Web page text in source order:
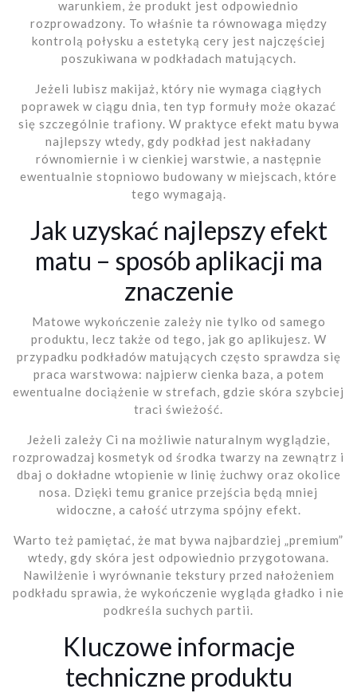
warunkiem, że produkt jest odpowiednio
rozprowadzony. To właśnie ta równowaga między
kontrolą połysku a estetyką cery jest najczęściej
poszukiwana w podkładach matujących.
Jeżeli lubisz makijaż, który nie wymaga ciągłych
poprawek w ciągu dnia, ten typ formuły może okazać
się szczególnie trafiony. W praktyce efekt matu bywa
najlepszy wtedy, gdy podkład jest nakładany
równomiernie i w cienkiej warstwie, a następnie
ewentualnie stopniowo budowany w miejscach, które
tego wymagają.
Jak uzyskać najlepszy efekt
matu – sposób aplikacji ma
znaczenie
Matowe wykończenie zależy nie tylko od samego
produktu, lecz także od tego, jak go aplikujesz. W
przypadku podkładów matujących często sprawdza się
praca warstwowa: najpierw cienka baza, a potem
ewentualne dociążenie w strefach, gdzie skóra szybciej
traci świeżość.
Jeżeli zależy Ci na możliwie naturalnym wyglądzie,
rozprowadzaj kosmetyk od środka twarzy na zewnątrz i
dbaj o dokładne wtopienie w linię żuchwy oraz okolice
nosa. Dzięki temu granice przejścia będą mniej
widoczne, a całość utrzyma spójny efekt.
Warto też pamiętać, że mat bywa najbardziej „premium”
wtedy, gdy skóra jest odpowiednio przygotowana.
Nawilżenie i wyrównanie tekstury przed nałożeniem
podkładu sprawia, że wykończenie wygląda gładko i nie
podkreśla suchych partii.
Kluczowe informacje
techniczne produktu